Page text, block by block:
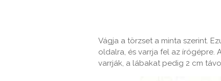
Vágja a törzset a minta szerint.
oldalra, és varrja fel az írógépre.
varrják, a lábakat pedig 2 cm